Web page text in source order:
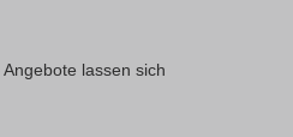
lassen sich